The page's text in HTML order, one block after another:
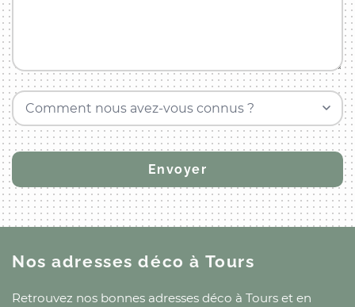
Comment nous avez-vous connus ?
Nos adresses décoà Tours
Retrouvez nos bonnes adresses déco à Tours et en